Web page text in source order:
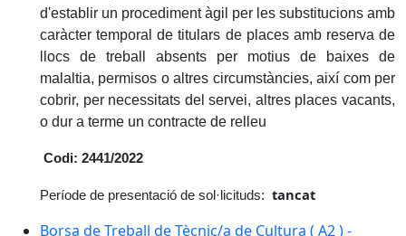
d'establir un procediment àgil per les substitucions amb
caràcter temporal de titulars de places amb reserva de
llocs de treball absents per motius de baixes de
malaltia, permisos o altres circumstàncies, així com per
cobrir, per necessitats del servei, altres places vacants,
o dur a terme un contracte de relleu
Codi: 2441/2022
Període de presentació de sol·licituds: tancat
Borsa de Treball de Tècnic/a de Cultura ( A2 ) -